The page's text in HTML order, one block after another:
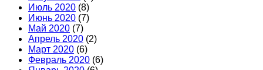
Июль 2020 (8)
Июнь 2020 (7)
Май 2020 (7)
Апрель 2020 (2)
Март 2020 (6)
Февраль 2020 (6)